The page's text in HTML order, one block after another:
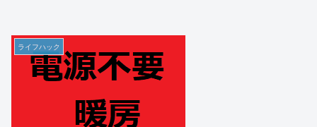
ライフハック